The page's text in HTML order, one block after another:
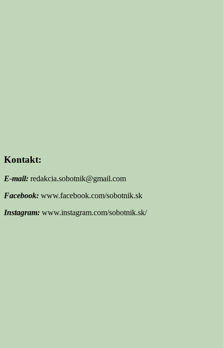
Kontakt:
E-mail: redakcia.sobotnik@gmail.com
Facebook: www.facebook.com/sobotnik.sk
Instagram: www.instagram.com/sobotnik.sk/